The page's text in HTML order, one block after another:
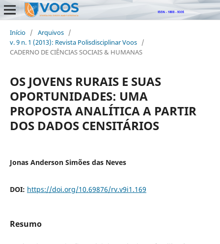
Início / Arquivos /
v. 9 n. 1 (2013): Revista Polisdisciplinar Voos /
CADERNO DE CIÊNCIAS SOCIAIS & HUMANAS
OS JOVENS RURAIS E SUAS
OPORTUNIDADES: UMA
PROPOSTA ANALÍTICA A PARTIR
DOS DADOS CENSITÁRIOS
Jonas Anderson Simões das Neves
DOI: https://doi.org/10.69876/rv.v9i1.169
Resumo